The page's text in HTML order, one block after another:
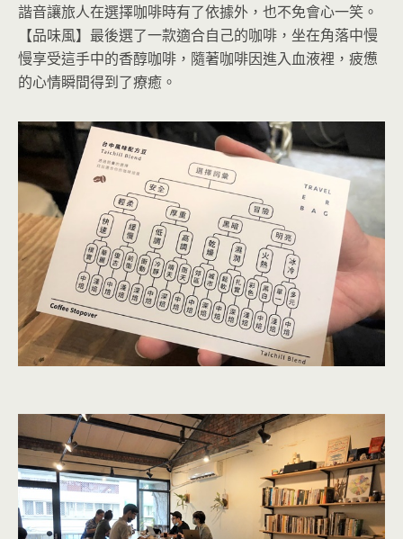
諧音讓旅人在選擇咖啡時有了依據外，也不免會心一笑。
【品味風】最後選了一款適合自己的咖啡，坐在角落中慢
慢享受這手中的香醇咖啡，隨著咖啡因進入血液裡，疲憊
的心情瞬間得到了療癒。